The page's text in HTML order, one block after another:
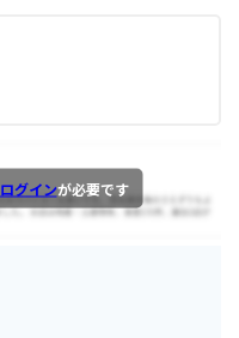
ログインが必要です